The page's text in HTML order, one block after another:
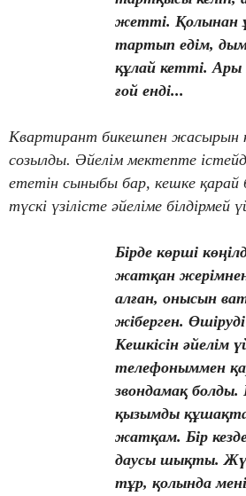
жетті. Қолынан
тартып едім,
құлай кетті. Ары
ғой енді...
Квартирант бикешпен жасырын
созылды. Әйелім мектепте
ететін сыныбы бар, кешке қарай
түскі үзілісте әйеліме білдірмей
Бірде көрші
жатқан жерімнен
алған, онысын
жіберген.
Кешкісін әйелім
телефоныммен
звондамақ болды.
қызымды
жатқам. Бір
даусы шықты.
тұр, қолында